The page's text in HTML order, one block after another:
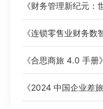
《合思商旅 4.0 手册》